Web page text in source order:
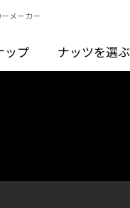
メーカー
ップ
ナッツを選